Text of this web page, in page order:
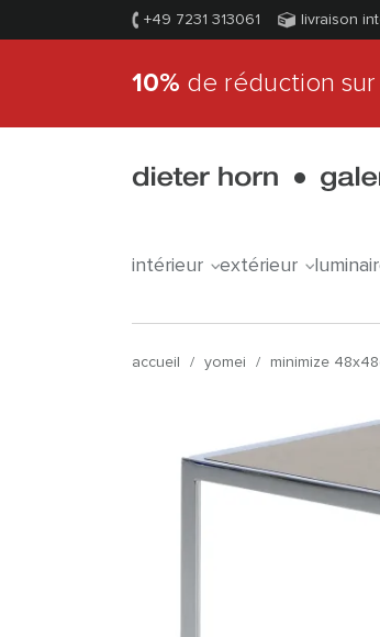
+49 7231 313061 livraison
10% de réduction
intérieur extérieur
accueil / yomei / minimize